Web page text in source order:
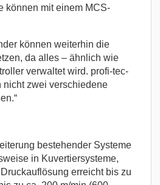
können mit einem MCS-
können weiterhin die
da alles – ähnlich wie
verwaltet wird. profi-tec-
nicht zwei verschiedene
bestehender Systeme
in Kuvertiersysteme,
erreicht bis zu